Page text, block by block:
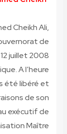
Cheikh Ali,
de
juillet 2008
A l’heure
été libéré et
de son
exécutif de
Maître